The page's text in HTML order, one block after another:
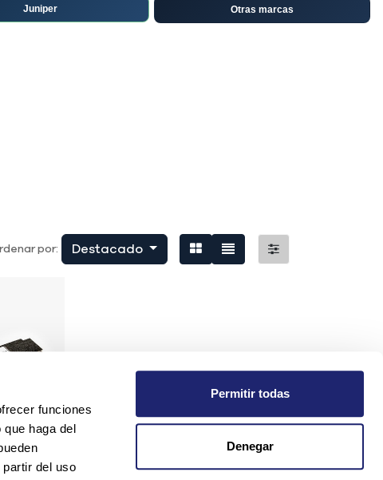
funciones
haga del
del uso
Permitir todas
Denegar
Juniper Otras marcas
por: Destacado